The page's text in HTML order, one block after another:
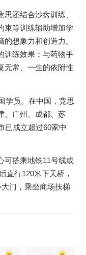
还结合沙盘训练、
束等训练辅助增加学
想象力和创造力。
训练效果；与药物手
无常、一生的依附性
员。在中国，竞思
、广州、成都、苏
已成立超过60家中
搭乘地铁11号线或
直行120米下天桥，
门，乘坐商场扶梯